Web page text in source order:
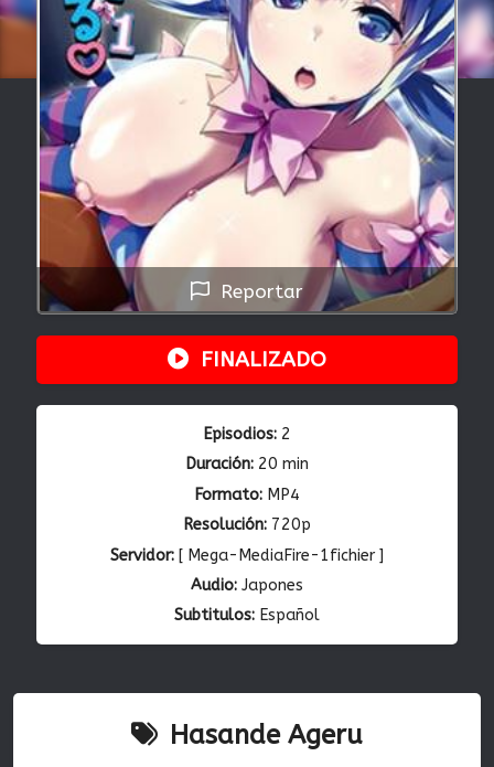
Reportar
FINALIZADO
Episodios: 2
Duración: 20 min
Formato: MP4
Resolución: 720p
Servidor: [ Mega-MediaFire-1fichier ]
Audio: Japones
Subtitulos: Español
Hasande Ageru